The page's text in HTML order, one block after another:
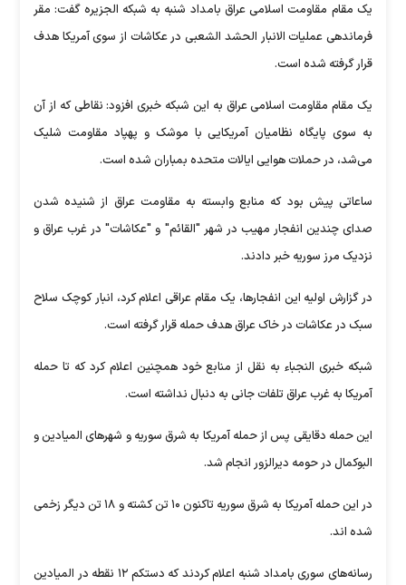
یک مقام مقاومت اسلامی عراق بامداد شنبه به شبکه الجزیره گفت: مقر
فرماندهی عملیات الانبار الحشد الشعبی در عکاشات از سوی آمریکا هدف
قرار گرفته شده است.
یک مقام مقاومت اسلامی عراق به این شبکه خبری افزود: نقاطی که از آن
به سوی پایگاه نظامیان آمریکایی با موشک و پهپاد مقاومت شلیک
می‌شد، در حملات هوایی ایالات متحده بمباران شده است.
ساعاتی پیش بود که منابع وابسته به مقاومت عراق از شنیده شدن
صدای چندین انفجار مهیب در شهر "القائم" و "عکاشات" در غرب عراق و
نزدیک مرز سوریه خبر دادند.
در گزارش اولیه این انفجارها، یک مقام عراقی اعلام کرد، انبار کوچک سلاح
سبک در عکاشات در خاک عراق هدف حمله قرار گرفته است.
شبکه خبری النجباء به نقل از منابع خود همچنین اعلام کرد که تا حمله
آمریکا به غرب عراق تلفات جانی به دنبال نداشته است.
این حمله دقایقی پس از حمله آمریکا به شرق سوریه و شهر‌های المیادین و
البوکمال در حومه دیرالزور انجام شد.
در این حمله آمریکا به شرق سوریه تاکنون ۱۰ تن کشته و ۱۸ تن دیگر زخمی
شده اند.
رسانه‌های سوری بامداد شنبه اعلام کردند که دستکم ۱۲ نقطه در المیادین